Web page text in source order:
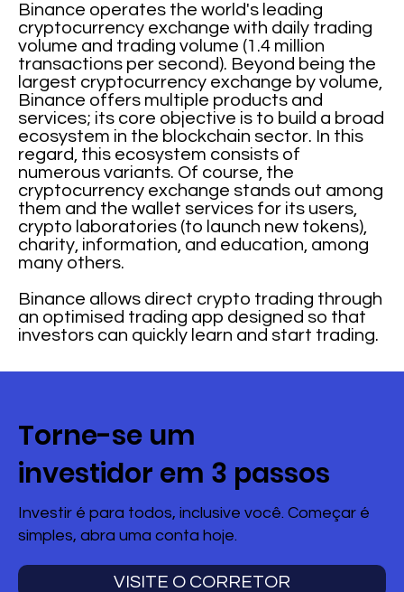
Binance operates the world's leading
cryptocurrency exchange with daily trading
volume and trading volume (1.4 million
transactions per second). Beyond being the
largest cryptocurrency exchange by volume,
Binance offers multiple products and
services; its core objective is to build a broad
ecosystem in the blockchain sector. In this
regard, this ecosystem consists of
numerous variants. Of course, the
cryptocurrency exchange stands out among
them and the wallet services for its users,
crypto laboratories (to launch new tokens),
charity, information, and education, among
many others.
Binance allows direct crypto trading through
an optimised trading app designed so that
investors can quickly learn and start trading.
Torne-se um
investidor em 3 passos
Investir é para todos, inclusive você. Começar é
simples, abra uma conta hoje.
VISITE O CORRETOR